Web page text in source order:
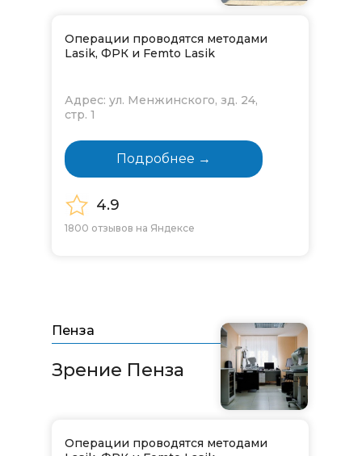
Операции проводятся методами
Lasik, ФРК и Femto Lasik
Подробнее →
Адрес: ул. Менжинского, зд. 24,
стр. 1
4.9
1800 отзывов на Яндексе
Пенза
Зрение Пенза
Операции проводятся методами